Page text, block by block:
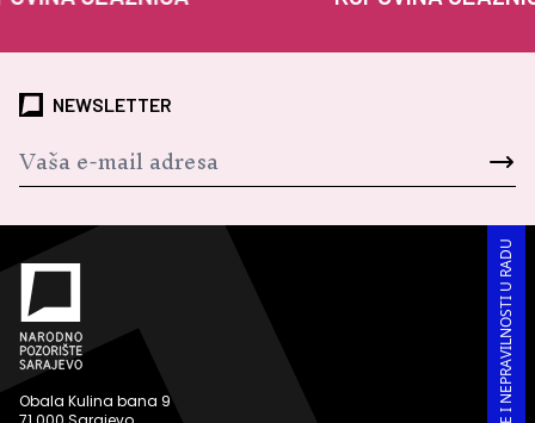
NEWSLETTER
Obala Kulina bana 9